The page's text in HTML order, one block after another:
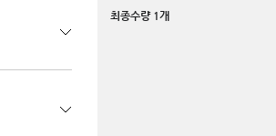
최종수량 1개